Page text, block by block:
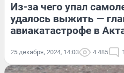
Из-за чего упал
удалось выжить —
авиакатастрофе в
25 декабря, 2024, 14:03 4 485